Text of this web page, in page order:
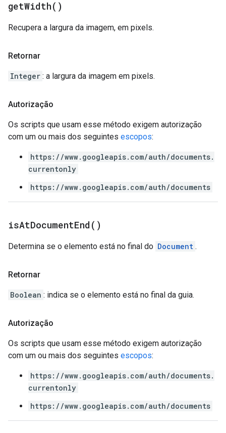
getWidth( )
Recupera a largura da imagem, em pixels.
Retornar
Integer : a largura da imagem em pixels.
Autorização
Os scripts que usam esse método exigem autorização
com um ou mais dos seguintes escopos:
https://www.googleapis.com/auth/documents.
currentonly
https://www.googleapis.com/auth/documents
isAtDocumentEnd( )
Determina se o elemento está no final do Document .
Retornar
Boolean : indica se o elemento está no final da guia.
Autorização
Os scripts que usam esse método exigem autorização
com um ou mais dos seguintes escopos:
https://www.googleapis.com/auth/documents.
currentonly
https://www.googleapis.com/auth/documents